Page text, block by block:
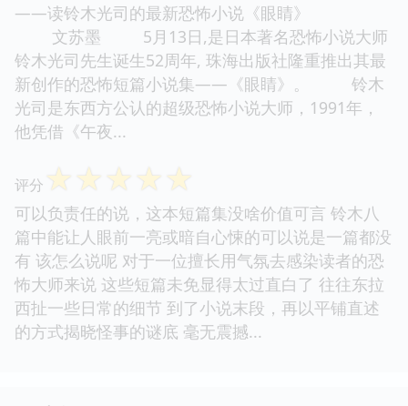
——读铃木光司的最新恐怖小说《眼睛》
文苏墨 5月13日,是日本著名恐怖小说大师
铃木光司先生诞生52周年, 珠海出版社隆重推出其最
新创作的恐怖短篇小说集——《眼睛》。 铃木
光司是东西方公认的超级恐怖小说大师，1991年，
他凭借《午夜...
评分 ☆☆☆☆☆
可以负责任的说，这本短篇集没啥价值可言 铃木八
篇中能让人眼前一亮或暗自心悚的可以说是一篇都没
有 该怎么说呢 对于一位擅长用气氛去感染读者的恐
怖大师来说 这些短篇未免显得太过直白了 往往东拉
西扯一些日常的细节 到了小说末段，再以平铺直述
的方式揭晓怪事的谜底 毫无震撼...